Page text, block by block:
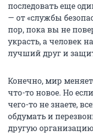
последовать еще
— от «службы
пор, пока вы не
украсть, а человек
лучший друг и
Конечно, мир
что-то новое. Но
чего-то не знаете,
обдумать и
другую